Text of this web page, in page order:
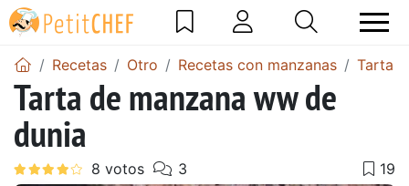
Recetas Otro Recetas con manzanas Tarta
Tarta de manzana ww de
dunia